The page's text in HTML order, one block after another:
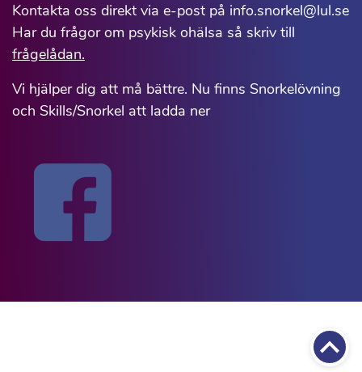
Till
Kontakta oss direkt via e-post på info.snorkel@lul.se
Har du frågor om psykisk ohälsa så skriv till
frågelådan.
Vi hjälper dig att må bättre. Nu finns Snorkelövning
och Skills/Snorkel att ladda ner